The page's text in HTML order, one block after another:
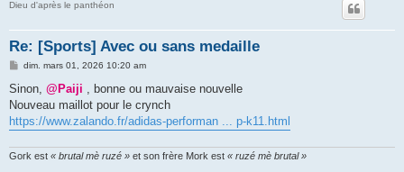
Dieu d'après le panthéon
Re: [Sports] Avec ou sans medaille
M
s
a
g
e
dim. mars 01, 2026 10:20 am
Sinon, @Paiji , bonne ou mauvaise nouvelle
Nouveau maillot pour le crynch
https://www.zalando.fr/adidas-performan ... p-k11.html
Gork est « brutal mè ruzé » et son frère Mork est « ruzé mè brutal »